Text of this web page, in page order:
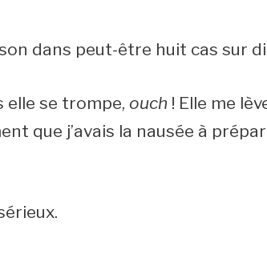
dans peut-être huit cas sur
elle se trompe, ouch! Elle me
que j’avais la nausée à